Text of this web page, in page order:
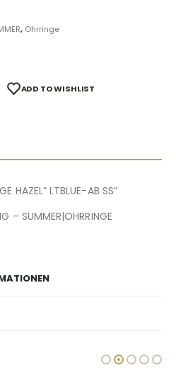
, Ohrringe
ADD TO WISHLIST
HAZEL” LTBLUE-AB SS”
– SUMMER|OHRRINGE